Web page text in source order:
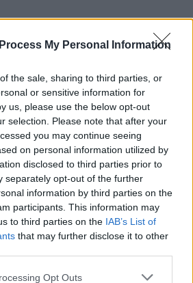
My Personal Information
the sale, sharing to third parties, or
or sensitive information for
us, please use the below opt-out
selection. Please note that after your
you may continue seeing
on personal information utilized by
disclosed to third parties prior to
separately opt-out of the further
information by third parties on the
participants. This information may
to third parties on the IAB’s List of
that may further disclose it to other
Opt Outs